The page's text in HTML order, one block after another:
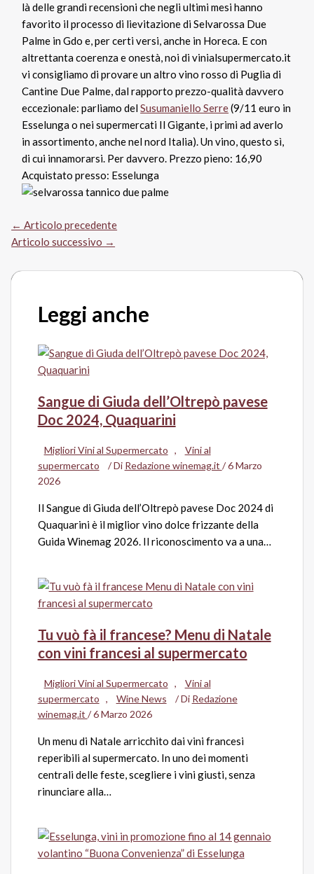
là delle grandi recensioni che negli ultimi mesi hanno
favorito il processo di lievitazione di Selvarossa Due
Palme in Gdo e, per certi versi, anche in Horeca. E con
altrettanta coerenza e onestà, noi di vinialsupermercato.it
vi consigliamo di provare un altro vino rosso di Puglia di
Cantine Due Palme, dal rapporto prezzo-qualità davvero
eccezionale: parliamo delSusumaniello Serre(9/11 euro in
Esselunga o nei supermercati Il Gigante, i primi ad averlo
in assortimento, anche nel nord Italia). Un vino, questo sì,
di cui innamorarsi. Per davvero. Prezzo pieno: 16,90
Acquistato presso: Esselunga
← Articolo precedente
Articolo successivo →
Leggi anche
Sangue di Giuda dell’Oltrepò pavese
Doc 2024, Quaquarini
Migliori Vini al Supermercato ,
Vini al
supermercato
/ Di Redazione winemag.it /6 Marzo
2026
Il Sangue di Giuda dell’Oltrepò pavese Doc 2024 di
Quaquarini è il miglior vino dolce frizzante della
Guida Winemag 2026. Il riconoscimento va a una…
Tu vuò fà il francese? Menu di Natale
con vini francesi al supermercato
Migliori Vini al Supermercato ,
Vini al
supermercato , Wine News / Di Redazione
winemag.it /6 Marzo 2026
Un menu di Natale arricchito dai vini francesi
reperibili al supermercato. In uno dei momenti
centrali delle feste, scegliere i vini giusti, senza
rinunciare alla…